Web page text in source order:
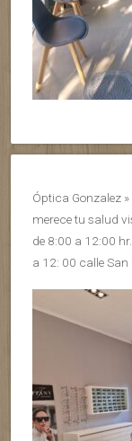
Óptica Gonzalez
merece tu salud
de 8:00 a 12:00
a 12: 00 calle